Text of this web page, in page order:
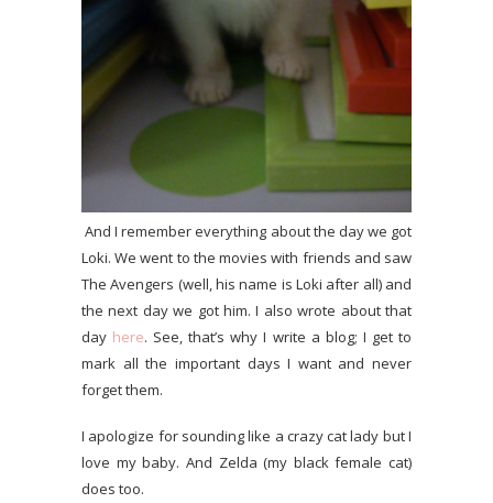
And I remember everything about the day we got
Loki. We went to the movies with friends and saw
The Avengers (well, his name is Loki after all) and
the next day we got him. I also wrote about that
day here. See, that’s why I write a blog; I get to
mark all the important days I want and never
forget them.
I apologize for sounding like a crazy cat lady but I
love my baby. And Zelda (my black female cat)
does too.